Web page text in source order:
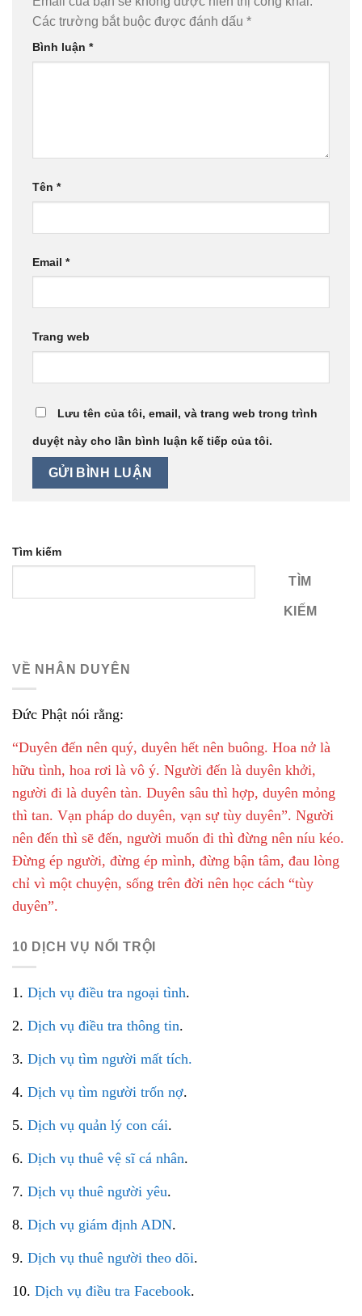
Các trường bắt buộc được đánh dấu *
Bình luận *
Tên *
Email *
Trang web
Lưu tên của tôi, email, và trang web trong trình
duyệt này cho lần bình luận kế tiếp của tôi.
Tìm kiếm
TÌM
KIẾM
VỀ NHÂN DUYÊN
Đức Phật nói rằng:
“Duyên đến nên quý, duyên hết nên buông. Hoa nở là
hữu tình, hoa rơi là vô ý. Người đến là duyên khởi,
người đi là duyên tàn. Duyên sâu thì hợp, duyên mỏng
thì tan. Vạn pháp do duyên, vạn sự tùy duyên”. Người
nên đến thì sẽ đến, người muốn đi thì đừng nên níu kéo.
Đừng ép người, đừng ép mình, đừng bận tâm, đau lòng
chỉ vì một chuyện, sống trên đời nên học cách “tùy
duyên”.
10 DỊCH VỤ NỔI TRỘI
1. Dịch vụ điều tra ngoại tình.
2. Dịch vụ điều tra thông tin.
3. Dịch vụ tìm người mất tích.
4. Dịch vụ tìm người trốn nợ.
5. Dịch vụ quản lý con cái.
6. Dịch vụ thuê vệ sĩ cá nhân.
7. Dịch vụ thuê người yêu.
8. Dịch vụ giám định ADN.
9. Dịch vụ thuê người theo dõi.
10. Dịch vụ điều tra Facebook.